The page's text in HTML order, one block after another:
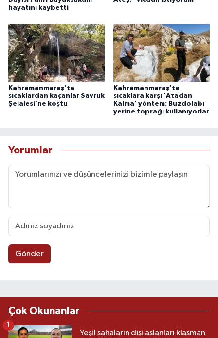
hayatını kaybetti
Kahramanmaraş'ta
sıcaklardan kaçanlar Savruk
Şelalesi'ne koştu
Kahramanmaraş’ta
sıcaklara karşı 'Atadan
Kalma' yöntem: Buzdolabı
yerine toprağı kullanıyorlar
Yorumlar
Gönder
Çok Okunanlar
Yeşil sahaların dişi aslanları klasman